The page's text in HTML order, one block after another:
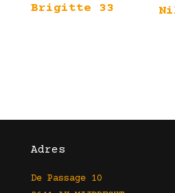
Brigitte 33
Adres
De Passage 10